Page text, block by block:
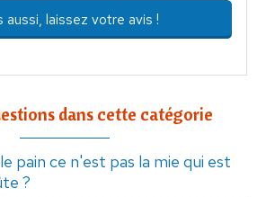
aussi, laissez votre avis !
dans cette catégorie
pain ce n'est pas la mie qui est
?